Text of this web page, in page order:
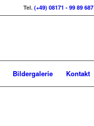
Tel. (+49) 08171 - 99 89 687
Bildergalerie Kontakt